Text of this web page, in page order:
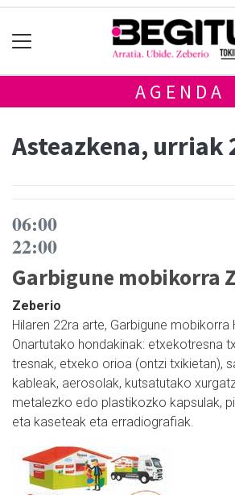
AGENDA
Asteazkena, urriak
06:00
22:00
Garbigune mobikorra
Zeberio
Hilaren 22ra arte, Garbigune mobikorra
Onartutako hondakinak: etxekotresna
tresnak, etxeko orioa (ontzi txikietan),
kableak, aerosolak, kutsatutako
metalezko edo plastikozko kapsulak,
eta kaseteak eta erradiografiak.